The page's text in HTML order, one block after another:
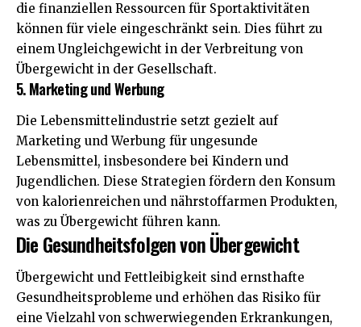
die finanziellen Ressourcen für Sportaktivitäten
können für viele eingeschränkt sein. Dies führt zu
einem Ungleichgewicht in der Verbreitung von
Übergewicht in der Gesellschaft.
5. Marketing und Werbung
Die Lebensmittelindustrie setzt gezielt auf
Marketing und Werbung für ungesunde
Lebensmittel, insbesondere bei Kindern und
Jugendlichen. Diese Strategien fördern den Konsum
von kalorienreichen und nährstoffarmen Produkten,
was zu Übergewicht führen kann.
Die Gesundheitsfolgen von Übergewicht
Übergewicht und Fettleibigkeit sind ernsthafte
Gesundheitsprobleme und erhöhen das Risiko für
eine Vielzahl von schwerwiegenden Erkrankungen,